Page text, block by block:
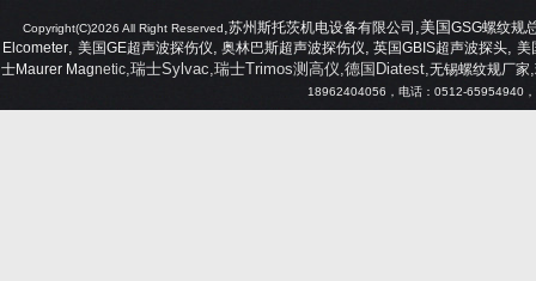
Copyright(C)2026 All Right Reserved,苏州斯托茨机电设备有限公司 ,美国GSG螺纹规
Elcometer,美国GE超声波探伤仪, 奥林巴斯超声波探伤仪, 英国GBIS超声波探头,美
士Maurer Magnetic,瑞士Sylvac,瑞士Trimos测高仪,德国Diatest,无锡螺纹规厂家,
18962404056 ，电话： 0512-65954940